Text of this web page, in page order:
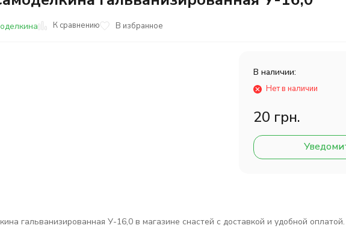
К сравнению В избранное
В наличии:
Нет в наличии
20 грн.
гальванизированная У-16,0 в магазине снастей с доставкой и удобной оплатой.